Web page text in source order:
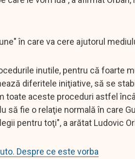
în care va cere ajutorul
inutile, pentru că foarte
diferitele iniţiative, să se
aceste proceduri astfel
să fie o relaţie normală în care
pentru toţi", a arătat Ludovic
Despre ce este vorba